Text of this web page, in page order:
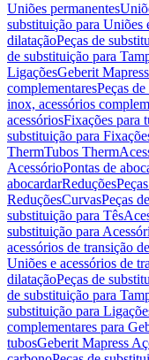
Uniões permanentes
substituição para Uniões
dilataçãoPeças de
de substituição para
LigaçõesGeberit
complementaresPeças
inox, acessórios
acessóriosFixações para
substituição para
ThermTubos Therm
AcessórioPontas de
abocardarReduções
ReduçõesCurvasPeças
substituição para Tês
substituição para
acessórios de transição
Uniões e acessórios de
dilataçãoPeças de
de substituição para
substituição para
complementares para
tubosGeberit Mapress